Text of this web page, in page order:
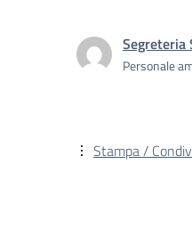
Segreteria
Personale
Stampa /